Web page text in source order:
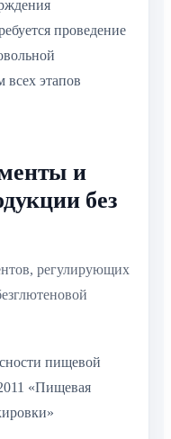
проведение
этапов
без
«Пищевая